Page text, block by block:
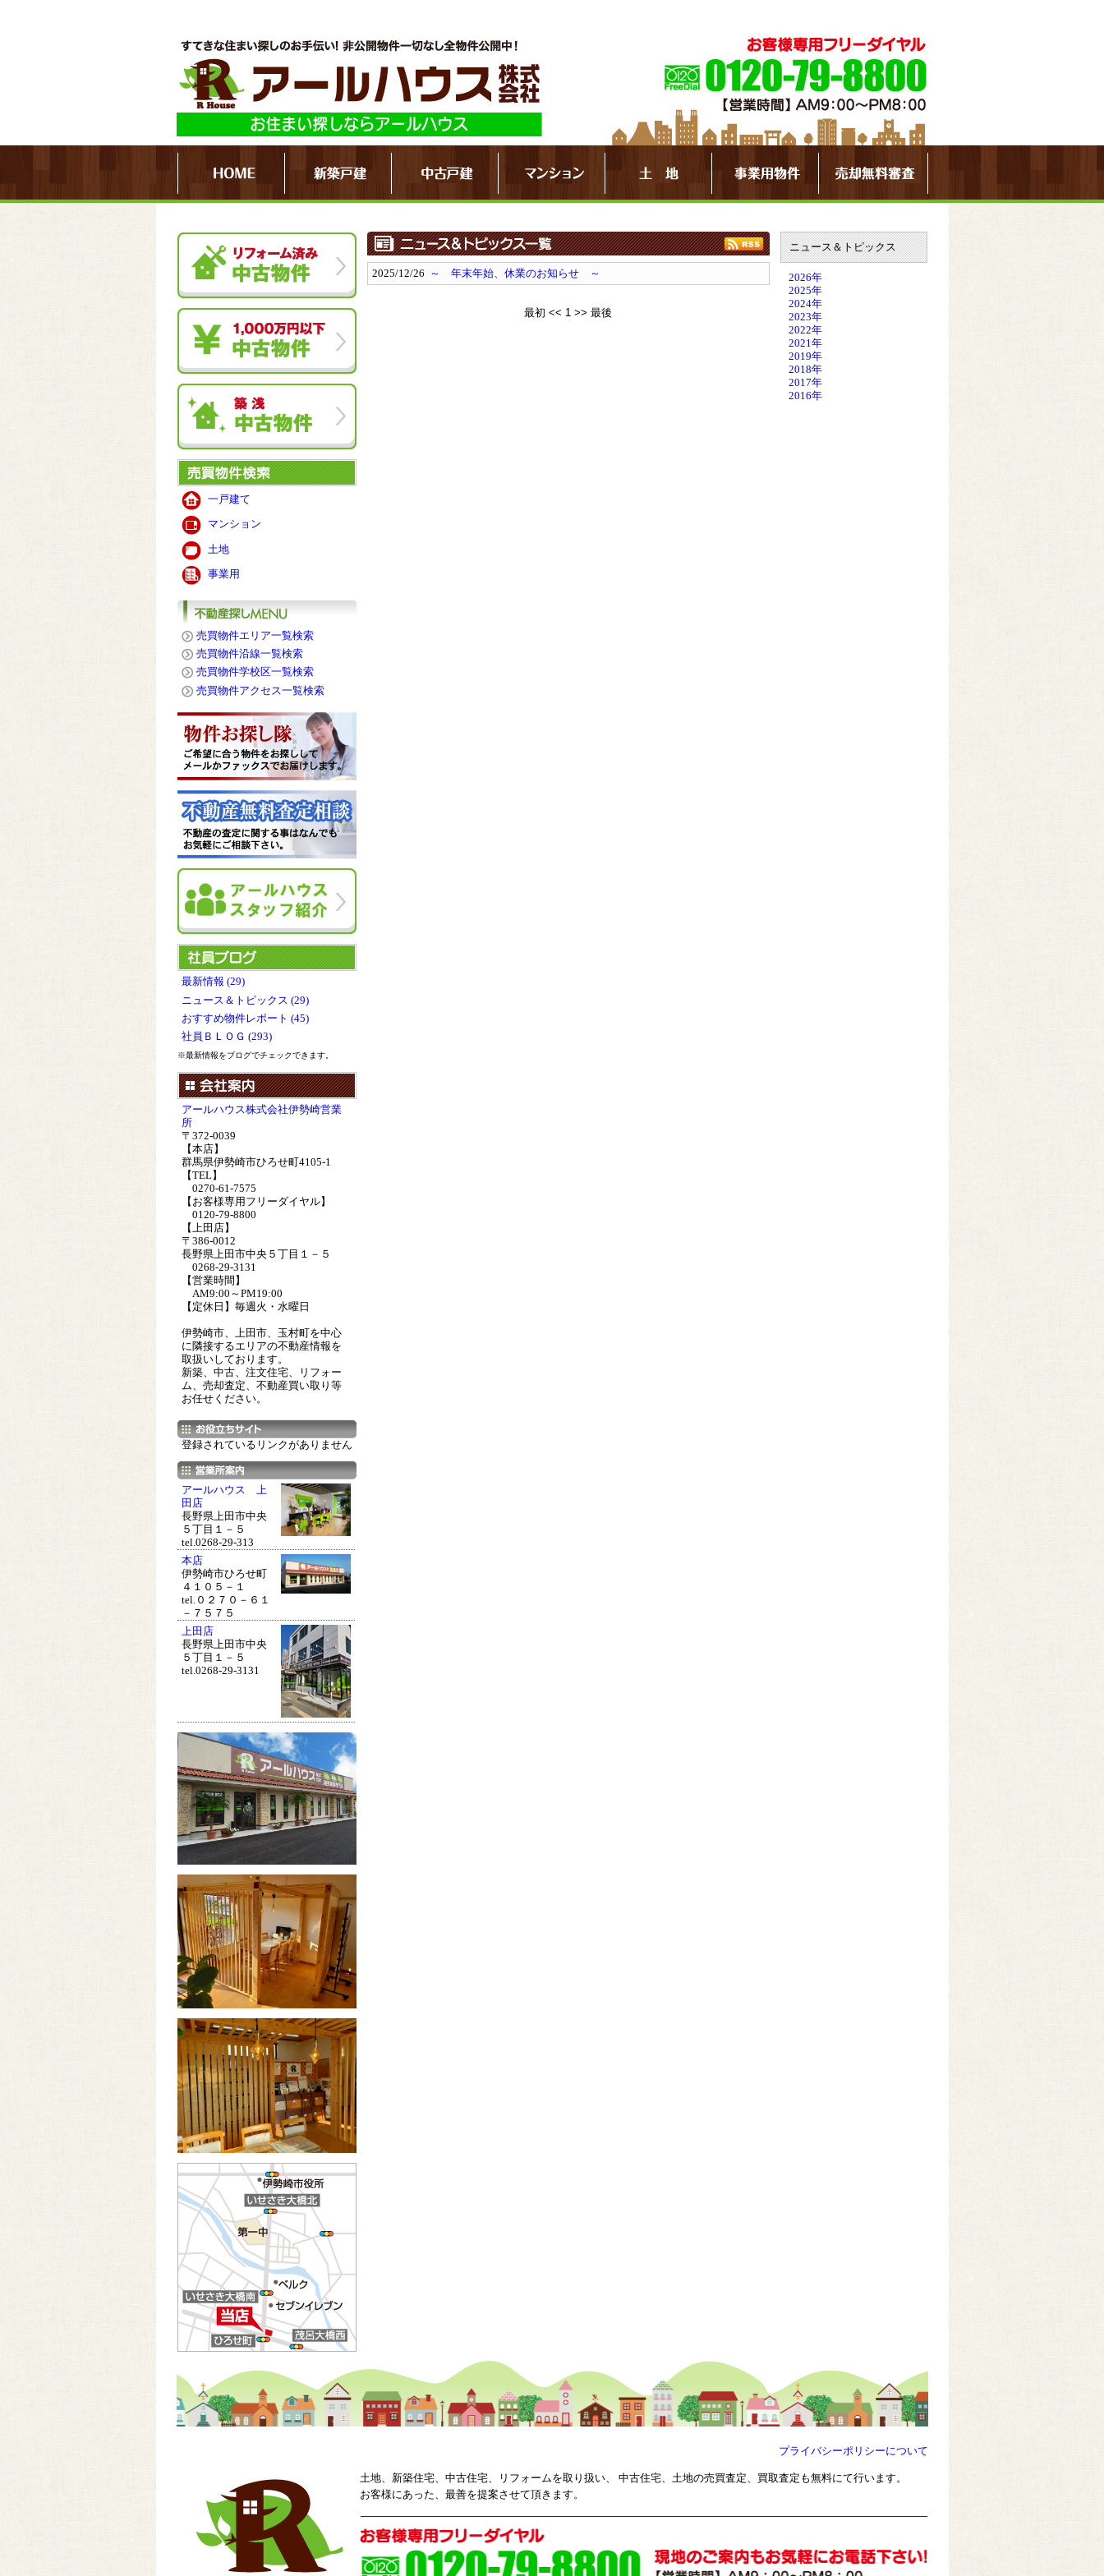
一戸建て
マンション
土地
事業用
売買物件エリア一覧検索
売買物件沿線一覧検索
売買物件学校区一覧検索
売買物件アクセス一覧検索
最新情報 (29)
ニュース＆トピックス (29)
おすすめ物件レポート (45)
社員ＢＬＯＧ (293)
※最新情報をブログでチェックできます。
アールハウス株式会社伊勢崎営業
所
〒372-0039
【本店】
群馬県伊勢崎市ひろせ町4105-1
【TEL】
0270-61-7575
【お客様専用フリーダイヤル】
0120-79-8800
【上田店】
〒386-0012
長野県上田市中央５丁目１－５
0268-29-3131
【営業時間】
AM9:00～PM19:00
【定休日】毎週火・水曜日
伊勢崎市、上田市、玉村町を中心
に隣接するエリアの不動産情報を
取扱いしております。
新築、中古、注文住宅、リフォー
ム、売却査定、不動産買い取り等
お任せください。
登録されているリンクがありません
アールハウス 上
田店
長野県上田市中央
５丁目１－５
tel.0268-29-313
本店
伊勢崎市ひろせ町
４１０５－１
tel.０２７０－６１
－７５７５
上田店
長野県上田市中央
５丁目１－５
tel.0268-29-3131
ニュース＆トピックス
2026年
2025年
2024年
2023年
2022年
2021年
2019年
2018年
2017年
2016年
2025/12/26 ～ 年末年始、休業のお知らせ ～
最初 << 1 >> 最後
プライバシーポリシーについて
土地、新築住宅、中古住宅、リフォームを取り扱い、 中古住宅、土地の売買査定、買取査定も無料にて行います。
お客様にあった、最善を提案させて頂きます。